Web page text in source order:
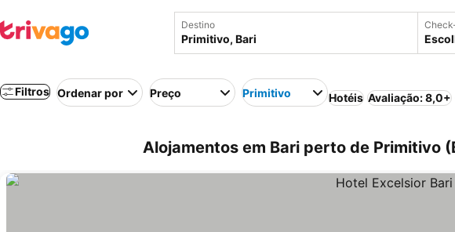
Destino
Filtros Ordenar por Preço Primitivo Hotéis Avaliação: 8,0+
Alojamentos em Bari perto de Primitivo